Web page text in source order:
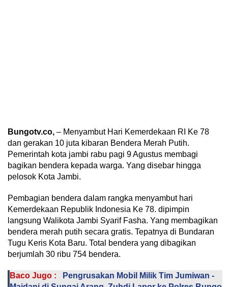
Bungotv.co, – Menyambut Hari Kemerdekaan RI Ke 78
dan gerakan 10 juta kibaran Bendera Merah Putih.
Pemerintah kota jambi rabu pagi 9 Agustus membagi
bagikan bendera kepada warga. Yang disebar hingga
pelosok Kota Jambi.
Pembagian bendera dalam rangka menyambut hari
Kemerdekaan Republik Indonesia Ke 78. dipimpin
langsung Walikota Jambi Syarif Fasha. Yang membagikan
bendera merah putih secara gratis. Tepatnya di Bundaran
Tugu Keris Kota Baru. Total bendera yang dibagikan
berjumlah 30 ribu 754 bendera.
Baco Jugo :
Pengrusakan Mobil Milik Tim Jumiwan -